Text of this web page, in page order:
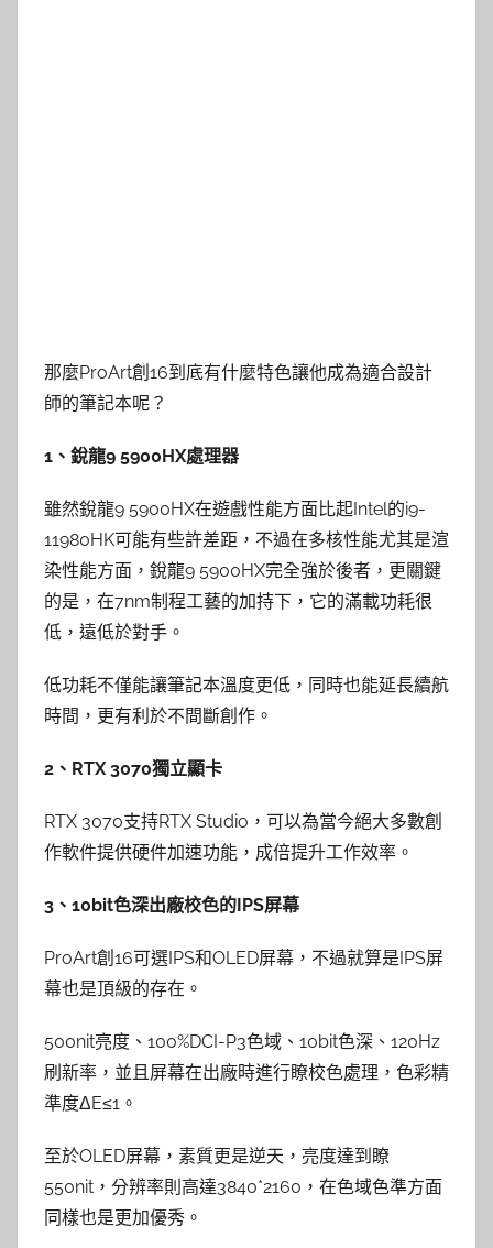
那麼ProArt創16到底有什麼特色讓他成為適合設計
師的筆記本呢？
1、銳龍9 5900HX處理器
雖然銳龍9 5900HX在遊戲性能方面比起Intel的i9-
11980HK可能有些許差距，不過在多核性能尤其是渲
染性能方面，銳龍9 5900HX完全強於後者，更關鍵
的是，在7nm制程工藝的加持下，它的滿載功耗很
低，遠低於對手。
低功耗不僅能讓筆記本溫度更低，同時也能延長續航
時間，更有利於不間斷創作。
2、RTX 3070獨立顯卡
RTX 3070支持RTX Studio，可以為當今絕大多數創
作軟件提供硬件加速功能，成倍提升工作效率。
3、10bit色深出廠校色的IPS屏幕
ProArt創16可選IPS和OLED屏幕，不過就算是IPS屏
幕也是頂級的存在。
500nit亮度、100%DCI-P3色域、10bit色深、120Hz
刷新率，並且屏幕在出廠時進行瞭校色處理，色彩精
準度ΔE≤1。
至於OLED屏幕，素質更是逆天，亮度達到瞭
550nit，分辨率則高達3840*2160，在色域色準方面
同樣也是更加優秀。